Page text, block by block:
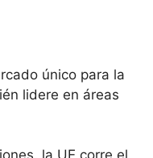
único para la
lidere en áreas